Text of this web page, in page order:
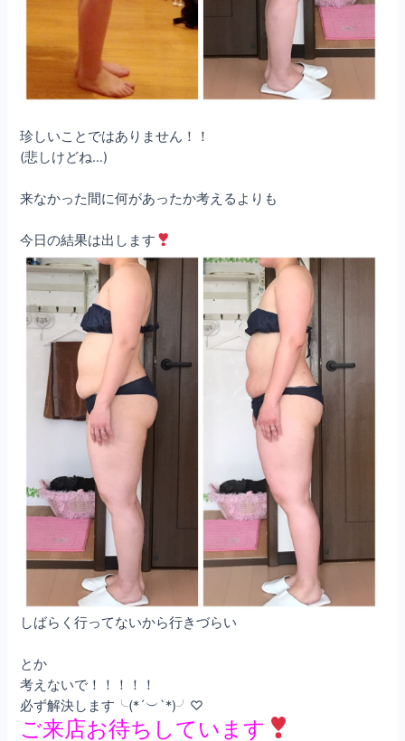
珍しいことではありません！！
(悲しけどね…)
来なかった間に何があったか考えるよりも
今日の結果は出します
しばらく行ってないから行きづらい
とか
考えないで！！！！！
必ず解決します╰(*´︶`*)╯♡
ご来店お待ちしています